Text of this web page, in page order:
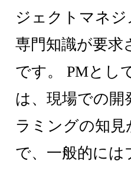
ジェクトマネ
専門知識が要求
です。 PMとし
は、現場での開
ラミングの知
で、一般的には